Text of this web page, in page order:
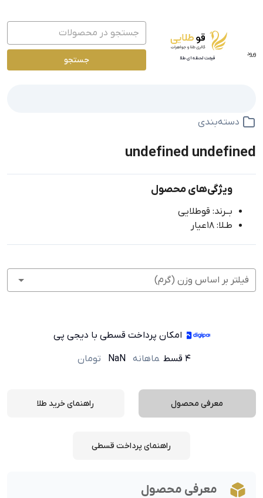
ورود
قیمت لحظه ای طلا جستجو
دسته‌بندی
undefined undefined
ویژگی‌های محصول
بــرند: قوطلایی
طـلا: 18عیار
فیلتر بر اساس وزن (گرم)
امکان پرداخت قسطی با دیجی پی
۴ قسط
ماهانه NaN تومان
معرفی محصول راهنمای خرید طلا
راهنمای پرداخت قسطی
معرفی محصول